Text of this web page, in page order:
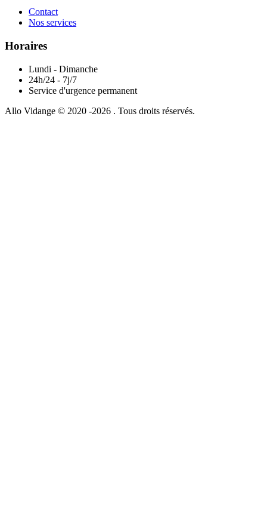
Contact
Nos services
Horaires
Lundi - Dimanche
24h/24 - 7j/7
Service d'urgence permanent
Allo Vidange © 2020 -2026 . Tous droits réservés.